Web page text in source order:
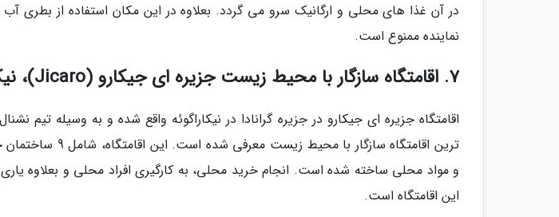
در آن غذا های محلی و ارگانیک سرو می گردد. بعلاوه در این مکان استفاده از بطری
نماینده ممنوع است.
7. اقامتگاه سازگار با محیط زیست جزیره ای جیکارو (Jicaro)، نیکاراگوئه
اقامتگاه جزیره ای جیکارو در جزیره گرانادا در نیکاراگوئه واقع شده و به وسیله تیم
ترین اقامتگاه سازگار
و مواد محلی ساخته شده است. انجام خرید محلی، به کارگیری افراد محلی و بعلاوه
این اقامتگاه است.